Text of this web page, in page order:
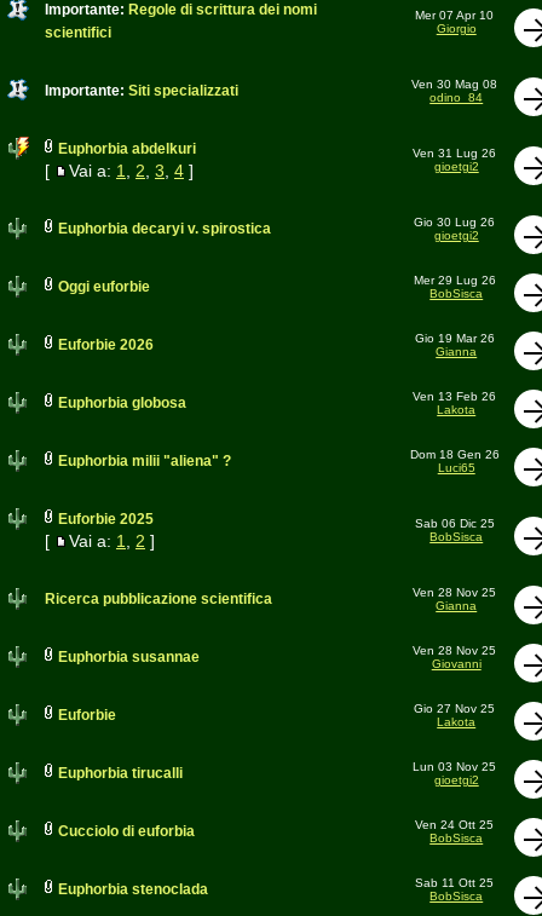
Importante: Regole di scrittura dei nomi
scientifici
Mer 07 Apr 10
Giorgio
Importante: Siti specializzati
Ven 30 Mag 08
odino_84
Euphorbia abdelkuri
[ Vai a: 1 2 3 4]
Ven 31 Lug 26
gioetgi2
Euphorbia decaryi v. spirostica
Gio 30 Lug 26
gioetgi2
Oggi euforbie
Mer 29 Lug 26
BobSisca
Euforbie 2026
Gio 19 Mar 26
Gianna
Euphorbia globosa
Ven 13 Feb 26
Lakota
Euphorbia milii "aliena" ?
Dom 18 Gen 26
Luci65
Euforbie 2025
[ Vai a: 1 2 ]
Sab 06 Dic 25
BobSisca
Ricerca pubblicazione scientifica
Ven 28 Nov 25
Gianna
Euphorbia susannae
Ven 28 Nov 25
Giovanni
Euforbie
Gio 27 Nov 25
Lakota
Euphorbia tirucalli
Lun 03 Nov 25
gioetgi2
Cucciolo di euforbia
Ven 24 Ott 25
BobSisca
Euphorbia stenoclada
Sab 11 Ott 25
BobSisca